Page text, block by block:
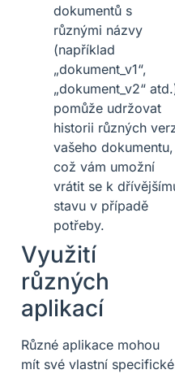
dokumentů s
různými názvy
(například
„dokument_v1“,
„dokument_v2“
pomůže udržovat
historii různých
vašeho dokumentu,
což vám umožní
vrátit se k
stavu v případě
potřeby.
Využití
různých
aplikací
Různé aplikace mohou
mít své vlastní specifické